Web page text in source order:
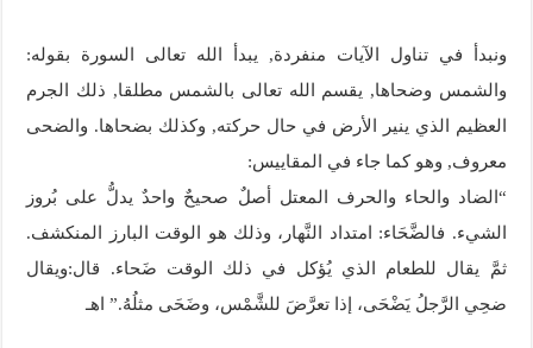
ونبدأ في تناول الآيات منفردة, يبدأ الله تعالى السورة بقوله:
والشمس وضحاها, يقسم الله تعالى بالشمس مطلقا, ذلك الجرم
العظيم الذي ينير الأرض في حال حركته, وكذلك بضحاها. والضحى
معروف, وهو كما جاء في المقاييس:
“الضاد والحاء والحرف المعتل أصلٌ صحيحٌ واحدٌ يدلُّ على بُروز
الشيء. فالضَّحَاء: امتداد النَّهار، وذلك هو الوقت البارز المنكشف.
ثمَّ يقال للطعام الذي يُؤكل في ذلك الوقت ضَحاء. قال:ويقال
ضحِي الرَّجلُ يَضْحَى، إذا تعرَّضَ للشَّمْس، وضَحَى مثلُهُ.” اهـ